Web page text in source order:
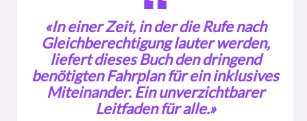
«In einer Zeit, in der die Rufe nach
Gleichberechtigung lauter werden,
liefert dieses Buch den dringend
benötigten Fahrplan für ein inklusives
Miteinander. Ein unverzichtbarer
Leitfaden für alle.»